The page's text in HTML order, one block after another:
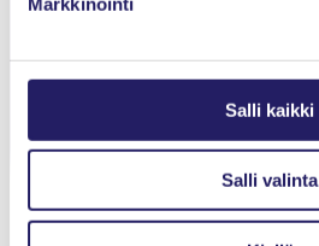
Salli kaikki
Salli valinta
Innopoli 1, Tekniikantie 12